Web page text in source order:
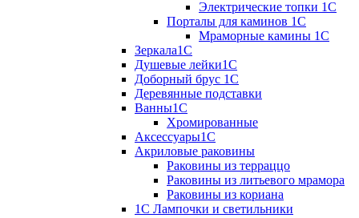
Электрические топки 1C
Порталы для каминов 1С
Мраморные камины 1C
Зеркала1С
Душевые лейки1С
Доборный брус 1С
Деревянные подставки
Ванны1С
Хромированные
Аксессуары1С
Акриловые раковины
Раковины из терраццо
Раковины из литьевого мрамора
Раковины из кориана
1С Лампочки и светильники